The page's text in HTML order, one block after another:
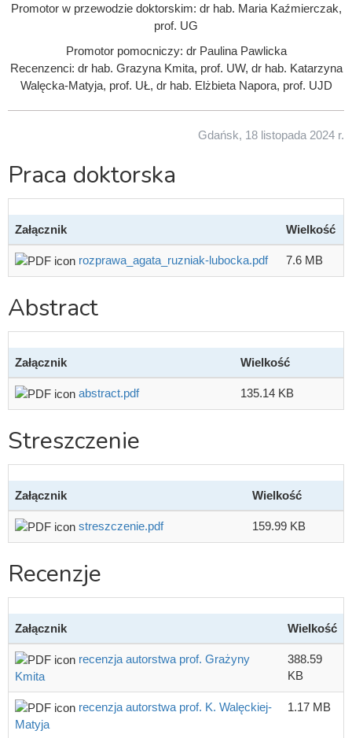
Promotor w przewodzie doktorskim: dr hab. Maria Kaźmierczak,
prof. UG
Promotor pomocniczy: dr Paulina Pawlicka
Recenzenci: dr hab. Grazyna Kmita, prof. UW, dr hab. Katarzyna
Walęcka-Matyja, prof. UŁ, dr hab. Elżbieta Napora, prof. UJD
Gdańsk, 18 listopada 2024 r.
Praca doktorska
Załącznik Wielkość
rozprawa_agata_ruzniak-lubocka.pdf 7.6 MB
Abstract
Załącznik Wielkość
abstract.pdf 135.14 KB
Streszczenie
Załącznik Wielkość
streszczenie.pdf 159.99 KB
Recenzje
Załącznik Wielkość
recenzja autorstwa prof. Grażyny
Kmita
388.59
KB
recenzja autorstwa prof. K. Walęckiej-
Matyja
1.17 MB